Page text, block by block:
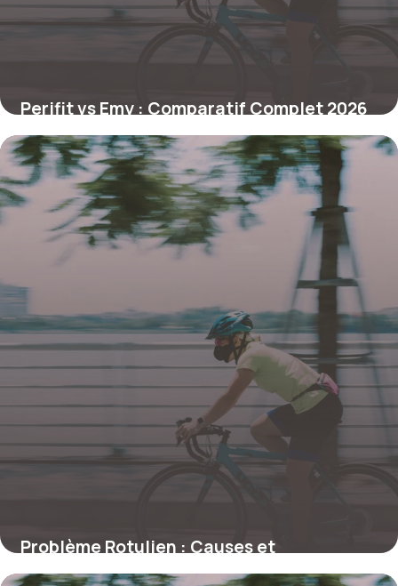
Perifit vs Emy : Comparatif Complet 2026
26 juin 2026
Problème Rotulien : Causes et
Traitements 2026